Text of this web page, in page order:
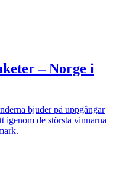
– Norge i
bjuder på uppgångar
igenom de största vinnarna